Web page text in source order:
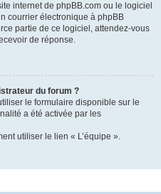
internet de phpBB.com ou le logiciel
courrier électronique à phpBB
partie de ce logiciel, attendez-vous
de réponse.
du forum ?
le formulaire disponible sur le
a été activée par les
utiliser le lien « L’équipe ».